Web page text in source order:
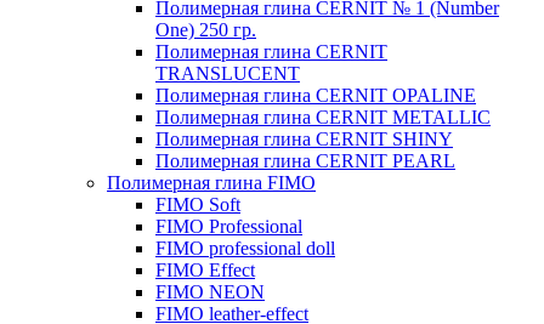
Полимерная глина CERNIT № 1 (Number
One) 250 гр.
Полимерная глина CERNIT
TRANSLUCENT
Полимерная глина CERNIT OPALINE
Полимерная глина CERNIT METALLIC
Полимерная глина CERNIT SHINY
Полимерная глина CERNIT PEARL
Полимерная глина FIMO
FIMO Soft
FIMO Professional
FIMO professional doll
FIMO Effect
FIMO NEON
FIMO leather-effect